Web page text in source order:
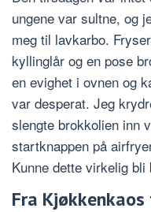
ungene var sultne, og
meg til lavkarbo.
kyllinglår og en pose
en evighet i ovnen og
var desperat. Jeg
slengte brokkolien inn
startknappen på
Kunne dette virkelig
Fra